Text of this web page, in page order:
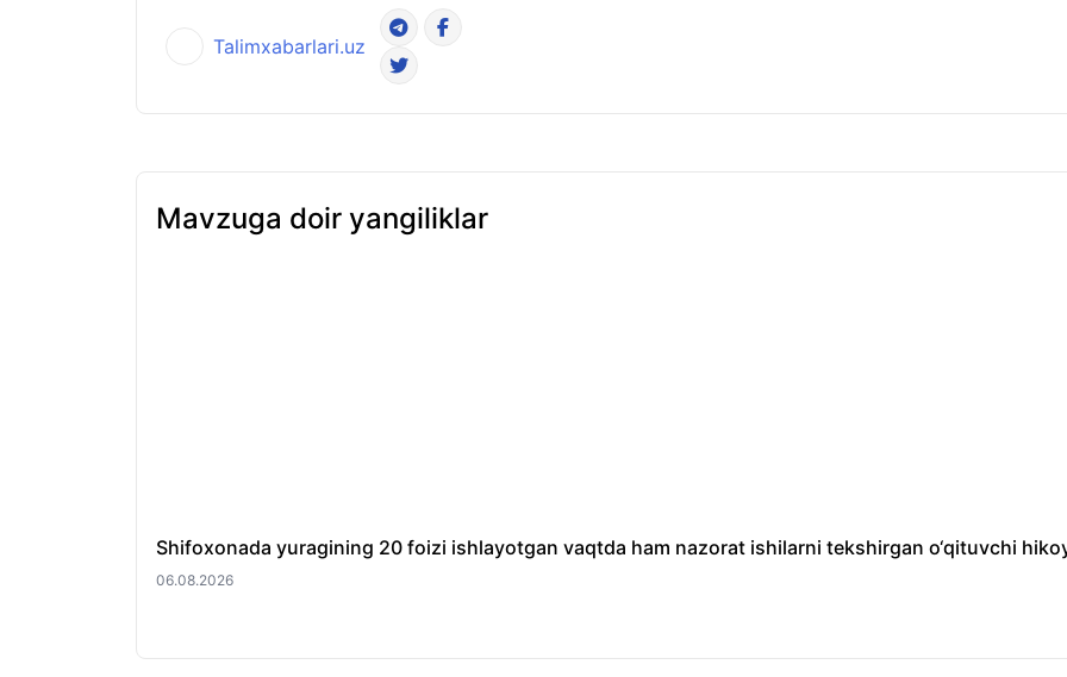
Talimxabarlari.uz
Mavzuga doir yangiliklar
Shifoxonada yuragining 20 foizi ishlayotgan vaqtda ham nazorat ishilarni tekshirgan o‘qituvchi
06.08.2026